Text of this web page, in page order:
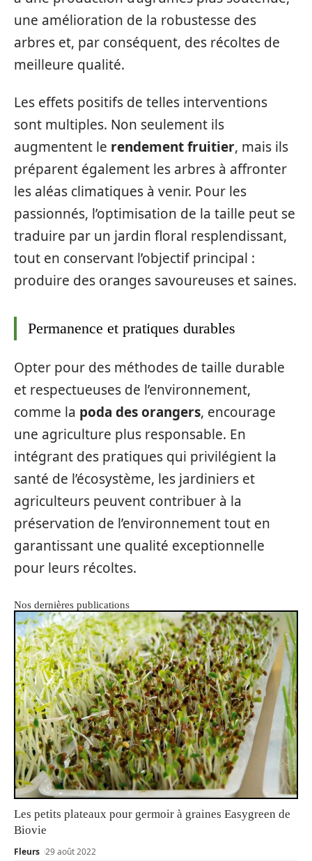
une amélioration de la robustesse des
arbres et, par conséquent, des récoltes de
meilleure qualité.
Les effets positifs de telles interventions
sont multiples. Non seulement ils
augmentent le rendement fruitier, mais ils
préparent également les arbres à affronter
les aléas climatiques à venir. Pour les
passionnés, l’optimisation de la taille peut se
traduire par un jardin floral resplendissant,
tout en conservant l’objectif principal :
produire des oranges savoureuses et saines.
Permanence et pratiques durables
Opter pour des méthodes de taille durable
et respectueuses de l’environnement,
comme la poda des orangers, encourage
une agriculture plus responsable. En
intégrant des pratiques qui privilégient la
santé de l’écosystème, les jardiniers et
agriculteurs peuvent contribuer à la
préservation de l’environnement tout en
garantissant une qualité exceptionnelle
pour leurs récoltes.
Nos dernières publications
Les petits plateaux pour germoir à graines Easygreen de
Biovie
Fleurs 29 août 2022